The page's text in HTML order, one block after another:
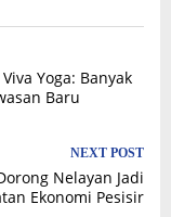
Yoga: Banyak
Baru
NEXT POST
Nelayan Jadi
Ekonomi Pesisir